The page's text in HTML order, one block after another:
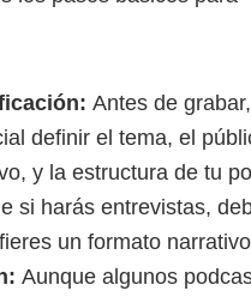
Antes de
definir el tema, el
y la estructura de tu
si harás entrevistas,
un formato
Aunque algunos